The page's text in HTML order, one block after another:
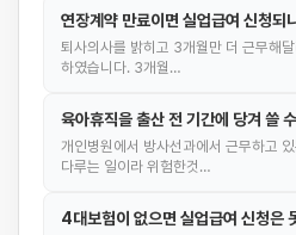
연장계약 만료이면 실업급여 신청되
퇴사의사를 밝히고 3개월만 더 근무해
하였습니다. 3개월…
육아휴직을 출산 전 기간에 당겨 쓸
개인병원에서 방사선과에서 근무하고
다루는 일이라 위험한것…
4대보험이 없으면 실업급여 신청은